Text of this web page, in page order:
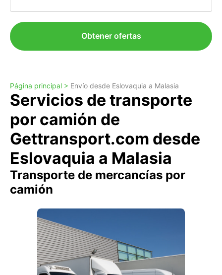
Obtener ofertas
Página principal > Envío desde Eslovaquia a Malasia
Servicios de transporte
por camión de
Gettransport.com desde
Eslovaquia a Malasia
Transporte de mercancías por
camión